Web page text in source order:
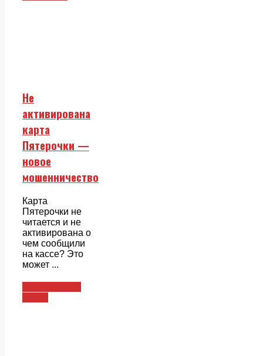
Не
активирована
карта
Пятерочки —
новое
мошенничество
Карта
Пятерочки не
читается и не
активирована о
чем сообщили
на кассе? Это
может ...